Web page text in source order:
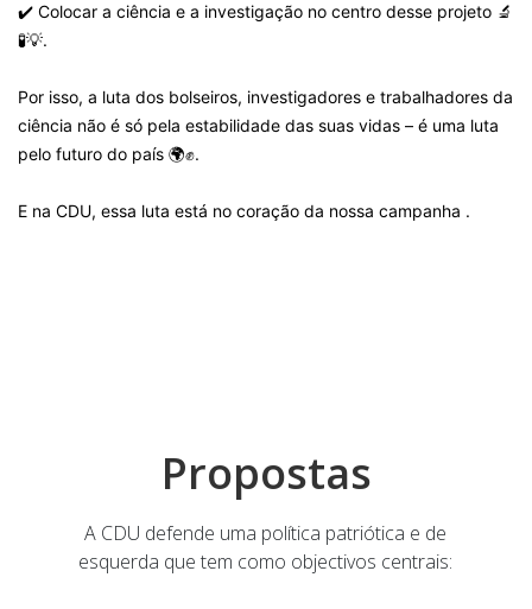
✔️ Colocar a ciência e a investigação no centro desse projeto 🔬
🧪💡.
Por isso, a luta dos bolseiros, investigadores e trabalhadores da
ciência não é só pela estabilidade das suas vidas – é uma luta
pelo futuro do país 🌍✊.
E na CDU, essa luta está no coração da nossa campanha .
Propostas
A CDU defende uma política patriótica e de
esquerda que tem como objectivos centrais: